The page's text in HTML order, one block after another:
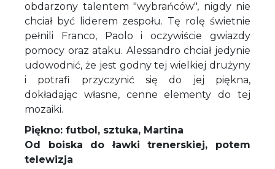
obdarzony talentem "wybrańców", nigdy nie
chciał być liderem zespołu. Tę rolę świetnie
pełnili Franco, Paolo i oczywiście gwiazdy
pomocy oraz ataku. Alessandro chciał jedynie
udowodnić, że jest godny tej wielkiej drużyny
i potrafi przyczynić się do jej piękna,
dokładając własne, cenne elementy do tej
mozaiki.
Piękno: futbol, sztuka, Martina
Od boiska do ławki trenerskiej, potem
telewizja